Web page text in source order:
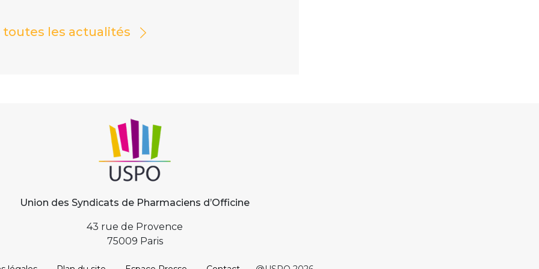
toutes les actualités
Union des Syndicats de Pharmaciens d’Officine
43 rue de Provence
75009 Paris